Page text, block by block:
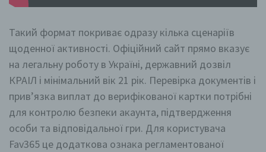
Такий формат покриває одразу кілька сценаріїв
щоденної активності. Офіційний сайт прямо вказує
на легальну роботу в Україні, державний дозвіл
КРАІЛ і мінімальний вік 21 рік. Перевірка документів і
прив’язка виплат до верифікованої картки потрібні
для контролю безпеки акаунта, підтвердження
особи та відповідальної гри. Для користувача
Fav365 це додаткова ознака регламентованої